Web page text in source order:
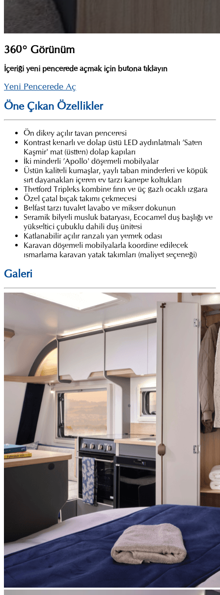
360° Görünüm
İçeriği yeni pencerede açmak için butona tıklayın
Yeni Pencerede Aç
Öne Çıkan Özellikler
Ön dikey açılır tavan penceresi
Kontrast kenarlı ve dolap üstü LED aydınlatmalı ’Saten
Kaşmir' mat (üstten) dolap kapıları
İki minderli ’Apollo' döşemeli mobilyalar
Üstün kaliteli kumaşlar, yaylı taban minderleri ve köpük
sırt dayanakları içeren ev tarzı kanepe koltukları
Thetford Tripleks kombine fırın ve üç gazlı ocaklı ızgara
Özel çatal bıçak takımı çekmecesi
Belfast tarzı tuvalet lavabo ve mikser dokunun
Seramik bilyeli musluk bataryası, Ecocamel duş başlığı ve
yükseltici çubuklu dahili duş ünitesi
Katlanabilir açılır ranzalı yan yemek odası
Karavan döşemeli mobilyalarla koordine edilecek
ısmarlama karavan yatak takımları (maliyet seçeneği)
Galeri